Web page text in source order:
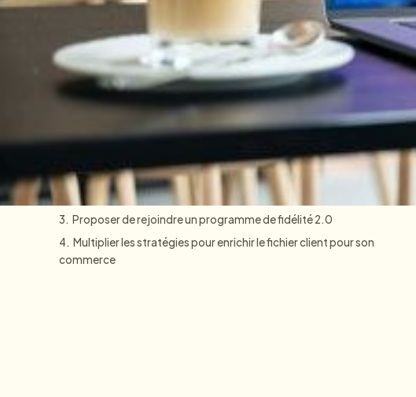
Sommaire
1. Mettre en avant les avantages pour le client
2. Proposer l’onboarding de manière active et ludique
3. Proposer de rejoindre un programme de fidélité 2.0
4. Multiplier les stratégies pour enrichir le fichier client pour son
commerce